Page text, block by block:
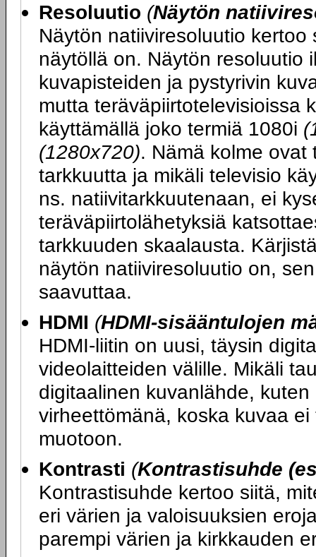
Resoluutio (Näytön
Näytön natiiviresoluutio
näytöllä on. Näytön resoluutio
kuvapisteiden ja pystyrivin
mutta teräväpiirtotelevisioissa
käyttämällä joko termiä 1080i
(1280x720). Nämä kolme ovat
tarkkuutta ja mikäli televisio
ns. natiivitarkkuutenaan, ei
teräväpiirtolähetyksiä
tarkkuuden skaalausta.
näytön natiiviresoluutio on,
saavuttaa.
HDMI (HDMI-sisääntulojen
HDMI-liitin on uusi, täysin
videolaitteiden välille. Mikäli
digitaalinen kuvanlähde,
virheettömänä, koska kuvaa
muotoon.
Kontrasti (Kontrastisuhde
Kontrastisuhde kertoo siitä,
eri värien ja valoisuuksien
parempi värien ja kirkkauden